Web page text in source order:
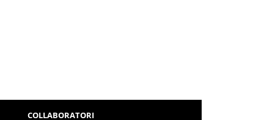
COLLABORATORI